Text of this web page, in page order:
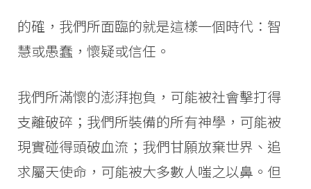
的確，我們所面臨的就是這樣一個時代：智
慧或愚蠢，懷疑或信任。
我們所滿懷的澎湃抱負，可能被社會擊打得
支離破碎；我們所裝備的所有神學，可能被
現實碰得頭破血流；我們甘願放棄世界、追
求屬天使命，可能被大多數人嗤之以鼻。但